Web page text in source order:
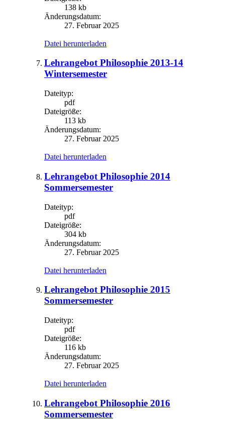
138 kb
Änderungsdatum:
27. Februar 2025
Datei herunterladen
Lehrangebot Philosophie 2013-14
Wintersemester
Dateityp:
pdf
Dateigröße:
113 kb
Änderungsdatum:
27. Februar 2025
Datei herunterladen
Lehrangebot Philosophie 2014
Sommersemester
Dateityp:
pdf
Dateigröße:
304 kb
Änderungsdatum:
27. Februar 2025
Datei herunterladen
Lehrangebot Philosophie 2015
Sommersemester
Dateityp:
pdf
Dateigröße:
116 kb
Änderungsdatum:
27. Februar 2025
Datei herunterladen
Lehrangebot Philosophie 2016
Sommersemester